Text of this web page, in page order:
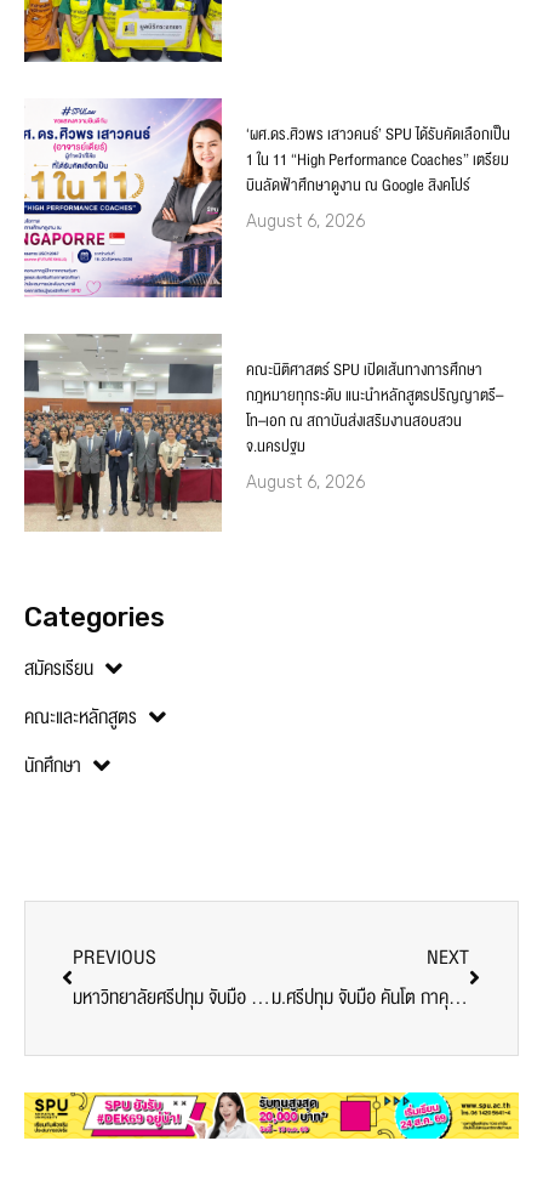
‘ผศ.ดร.ศิวพร เสาวคนธ์’ SPU ได้รับคัดเลือกเป็น
1 ใน 11 “High Performance Coaches” เตรียม
บินลัดฟ้าศึกษาดูงาน ณ Google สิงคโปร์
August 6, 2026
คณะนิติศาสตร์ SPU เปิดเส้นทางการศึกษา
กฎหมายทุกระดับ แนะนำหลักสูตรปริญญาตรี–
โท–เอก ณ สถาบันส่งเสริมงานสอบสวน
จ.นครปฐม
August 6, 2026
Categories
สมัครเรียน
คณะและหลักสูตร
นักศึกษา
PREVIOUS
มหาวิทยาลัยศรีปทุม จับมือ สป.อว. ร่วมลดช่องว่างทางการศึกษา! พัฒนาทักษะดิจิทัล ยกระดับคุณภาพชีวิตนักเรียนและชุมชน
NEXT
ม.ศรีปทุม จับมือ คันโต กาคุอิน เปิดประตูสู่โอกาสทางการศึกษาและวัฒนธรรม